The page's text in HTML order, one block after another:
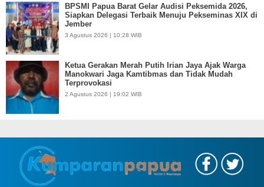
BPSMI Papua Barat Gelar Audisi Peksemida 2026,
Siapkan Delegasi Terbaik Menuju Pekseminas XIX di
Jember
3 Agustus 2026 | 10:28 WIB
Ketua Gerakan Merah Putih Irian Jaya Ajak Warga
Manokwari Jaga Kamtibmas dan Tidak Mudah
Terprovokasi
2 Agustus 2026 | 19:02 WIB